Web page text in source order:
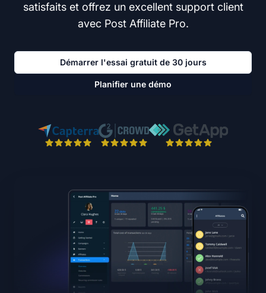
satisfaits et offrez un excellent support client
avec Post Affiliate Pro.
Démarrer l'essai gratuit de 30 jours
Planifier une démo